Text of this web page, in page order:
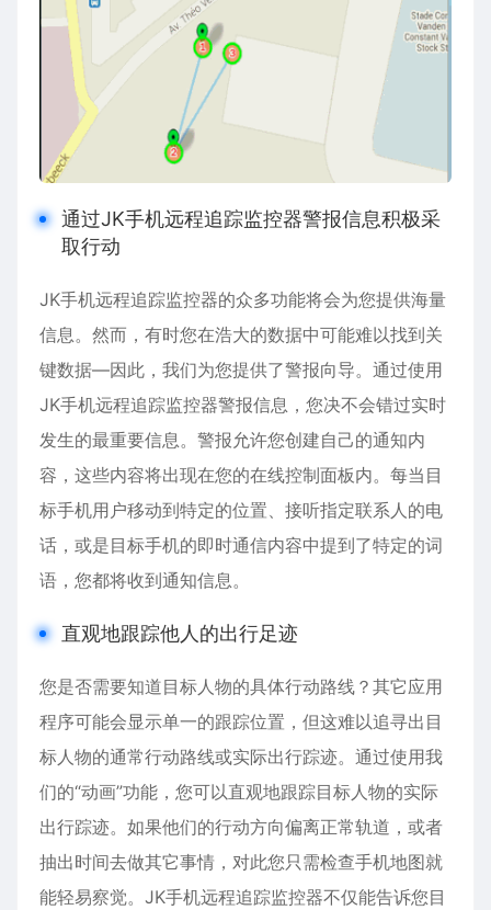
通过JK手机远程追踪监控器警报信息积极采
取行动
JK手机远程追踪监控器的众多功能将会为您提供海量
信息。然而，有时您在浩大的数据中可能难以找到关
键数据—因此，我们为您提供了警报向导。通过使用
JK手机远程追踪监控器警报信息，您决不会错过实时
发生的最重要信息。警报允许您创建自己的通知内
容，这些内容将出现在您的在线控制面板内。每当目
标手机用户移动到特定的位置、接听指定联系人的电
话，或是目标手机的即时通信内容中提到了特定的词
语，您都将收到通知信息。
直观地跟踪他人的出行足迹
您是否需要知道目标人物的具体行动路线？其它应用
程序可能会显示单一的跟踪位置，但这难以追寻出目
标人物的通常行动路线或实际出行踪迹。通过使用我
们的“动画”功能，您可以直观地跟踪目标人物的实际
出行踪迹。如果他们的行动方向偏离正常轨道，或者
抽出时间去做其它事情，对此您只需检查手机地图就
能轻易察觉。JK手机远程追踪监控器不仅能告诉您目